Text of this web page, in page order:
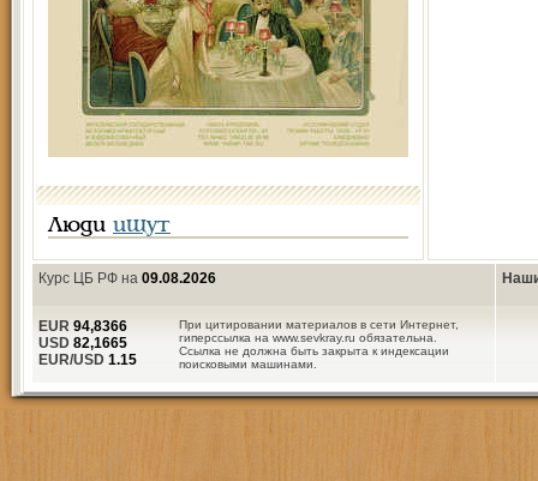
Люди ищут
Курс ЦБ РФ на 09.08.2026
При цитировании материалов в сети Интернет,
гиперссылка на www.sevkray.ru обязательна.
Ссылка не должна быть закрыта к индексации
поисковыми машинами.
EUR 94,8366
USD 82,1665
EUR/USD 1.15